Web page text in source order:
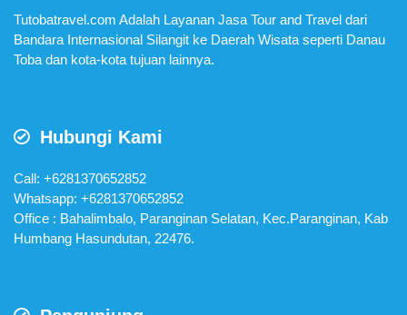
Tutobatravel.com Adalah Layanan Jasa Tour and Travel dari
Bandara Internasional Silangit ke Daerah Wisata seperti Danau
Toba dan kota-kota tujuan lainnya.
Hubungi Kami
Call: +6281370652852
Whatsapp: +6281370652852
Office : Bahalimbalo, Paranginan Selatan, Kec.Paranginan, Kab
Humbang Hasundutan, 22476.